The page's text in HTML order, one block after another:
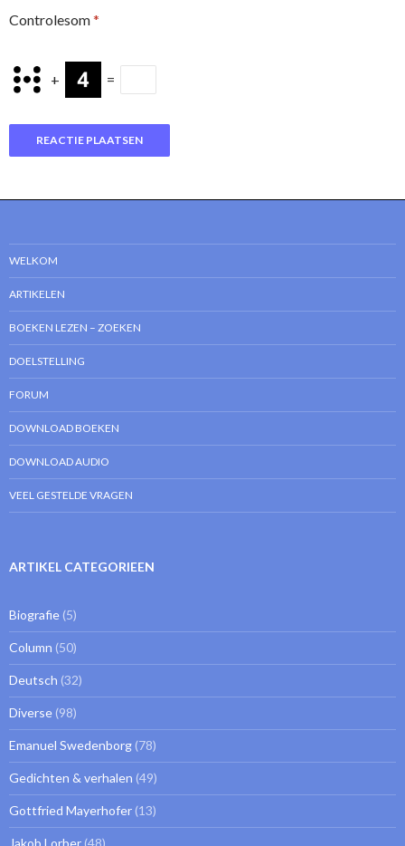
Controlesom*
+ =
WELKOM
ARTIKELEN
BOEKEN LEZEN – ZOEKEN
DOELSTELLING
FORUM
DOWNLOAD BOEKEN
DOWNLOAD AUDIO
VEEL GESTELDE VRAGEN
ARTIKEL CATEGORIEEN
Biografie (5)
Column (50)
Deutsch (32)
Diverse (98)
Emanuel Swedenborg (78)
Gedichten & verhalen (49)
Gottfried Mayerhofer (13)